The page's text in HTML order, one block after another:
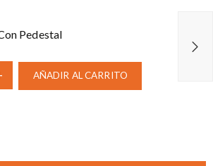
Pedestal
AÑADIR AL CARRITO